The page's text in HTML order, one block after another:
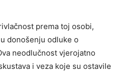
prema toj osobi,
donošenju odluke o
neodlučnost vjerojatno
i veza koje su ostavile